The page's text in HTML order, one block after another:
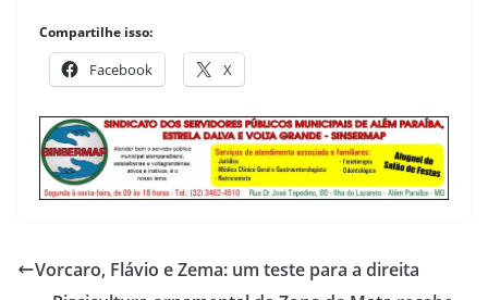
Compartilhe isso:
Facebook X
Vorcaro, Flávio e Zema: um teste para a direita